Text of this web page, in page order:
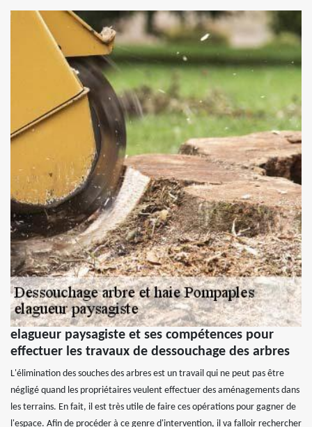
elagueur paysagiste et ses compétences pour
effectuer les travaux de dessouchage des arbres
L'élimination des souches des arbres est un travail qui ne peut pas être
négligé quand les propriétaires veulent effectuer des aménagements dans
les terrains. En fait, il est très utile de faire ces opérations pour gagner de
l'espace. Afin de procéder à ce genre d'intervention, il va falloir rechercher